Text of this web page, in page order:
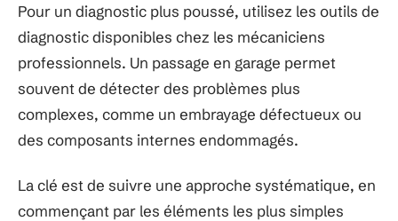
Pour un diagnostic plus poussé, utilisez les outils de
diagnostic disponibles chez les mécaniciens
professionnels. Un passage en garage permet
souvent de détecter des problèmes plus
complexes, comme un embrayage défectueux ou
des composants internes endommagés.
La clé est de suivre une approche systématique, en
commençant par les éléments les plus simples